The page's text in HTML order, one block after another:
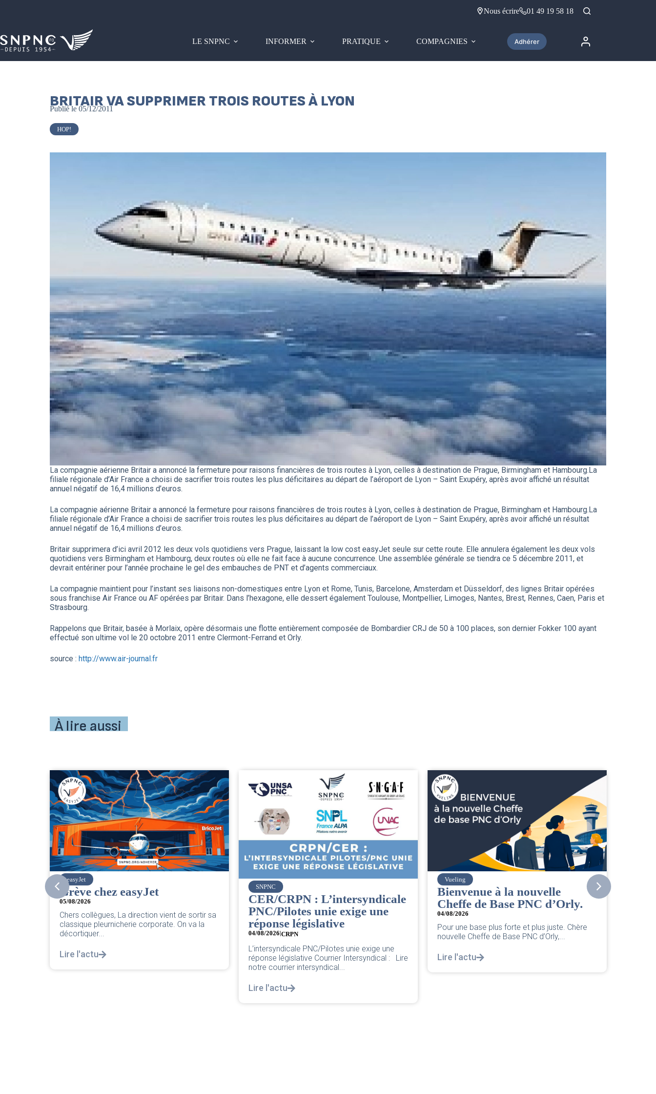
Nous écrire 01 49 19 58 18
LE SNPNC INFORMER PRATIQUE COMPAGNIES Adhérer
BRITAIR VA SUPPRIMER TROIS ROUTES À LYON
Publié le 05/12/2011
HOP!
La compagnie aérienne Britair a annoncé la fermeture pour raisons financières de trois routes à Lyon, celles à destination de Prague, Birmingham et Hambourg.La
filiale régionale d’Air France a choisi de sacrifier trois routes les plus déficitaires au départ de l’aéroport de Lyon – Saint Exupéry, après avoir affiché un résultat
annuel négatif de 16,4 millions d’euros.
La compagnie aérienne Britair a annoncé la fermeture pour raisons financières de trois routes à Lyon, celles à destination de Prague, Birmingham et Hambourg.La
filiale régionale d’Air France a choisi de sacrifier trois routes les plus déficitaires au départ de l’aéroport de Lyon – Saint Exupéry, après avoir affiché un résultat
annuel négatif de 16,4 millions d’euros.
Britair supprimera d’ici avril 2012 les deux vols quotidiens vers Prague, laissant la low cost easyJet seule sur cette route. Elle annulera également les deux vols
quotidiens vers Birmingham et Hambourg, deux routes où elle ne fait face à aucune concurrence. Une assemblée générale se tiendra ce 5 décembre 2011, et
devrait entériner pour l’année prochaine le gel des embauches de PNT et d’agents commerciaux.
La compagnie maintient pour l’instant ses liaisons non-domestiques entre Lyon et Rome, Tunis, Barcelone, Amsterdam et Düsseldorf, des lignes Britair opérées
sous franchise Air France ou AF opérées par Britair. Dans l’hexagone, elle dessert également Toulouse, Montpellier, Limoges, Nantes, Brest, Rennes, Caen, Paris et
Strasbourg.
Rappelons que Britair, basée à Morlaix, opère désormais une flotte entièrement composée de Bombardier CRJ de 50 à 100 places, son dernier Fokker 100 ayant
effectué son ultime vol le 20 octobre 2011 entre Clermont-Ferrand et Orly.
source : http://www.air-journal.fr
À lire aussi
easyJet
Grève chez easyJet
05/08/2026
Chers collègues, La direction vient de sortir sa
classique pleurnicherie corporate. On va la
décortiquer...
Lire l'actu
SNPNC
CER/CRPN : L’intersyndicale
PNC/Pilotes unie exige une
réponse législative
04/08/2026|CRPN
L’intersyndicale PNC/Pilotes unie exige une
réponse législative Courrier Intersyndical : Lire
notre courrier intersyndical...
Lire l'actu
Vueling
Bienvenue à la nouvelle
Cheffe de Base PNC d’Orly.
04/08/2026
Pour une base plus forte et plus juste. Chère
nouvelle Cheffe de Base PNC d’Orly,...
Lire l'actu